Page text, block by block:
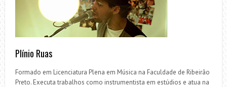
Plínio Ruas
Formado em Licenciatura Plena em Música na Faculdade de Ribeirão
Preto. Executa trabalhos como instrumentista em estúdios e atua na